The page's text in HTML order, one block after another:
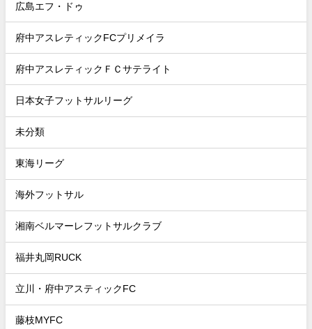
広島エフ・ドゥ
府中アスレティックFCプリメイラ
府中アスレティックＦＣサテライト
日本女子フットサルリーグ
未分類
東海リーグ
海外フットサル
湘南ベルマーレフットサルクラブ
福井丸岡RUCK
立川・府中アスティックFC
藤枝MYFC